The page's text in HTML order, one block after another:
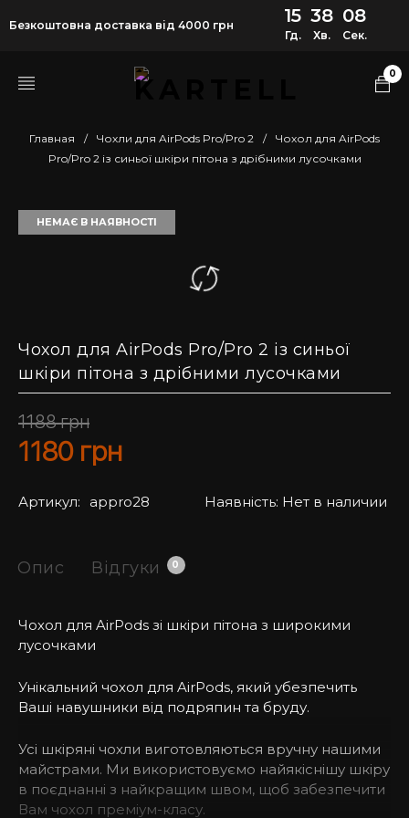
Безкоштовна доставка від 4000 грн 15
Гд.
38
Хв.
07
Сек.
0
Главная / Чохли для AirPods Pro/Pro 2 /
Чохол для AirPods
Pro/Pro 2 із синьої шкіри пітона з дрібними лусочками
НЕМАЄ В НАЯВНОСТІ
Чохол для AirPods Pro/Pro 2 із синьої
шкіри пітона з дрібними лусочками
1188грн
1180 грн
Артикул: appro28 Наявність: Нет в наличии
Опис Відгуки 0
Чохол для AirPods зі шкіри пітона з широкими
лусочками
Унікальний чохол для AirPods, який убезпечить
Ваші навушники від подряпин та бруду.
Усі шкіряні чохли виготовляються вручну нашими
майстрами. Ми використовуємо найякіснішу шкіру
в поєднанні з найкращим швом, щоб забезпечити
Вам чохол преміум-класу.